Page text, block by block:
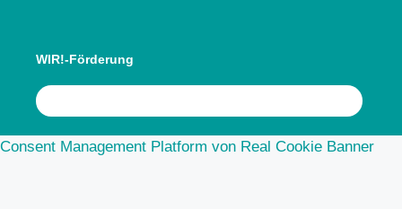
WIR!-Förderung
Consent Management Platform von Real Cookie Banner